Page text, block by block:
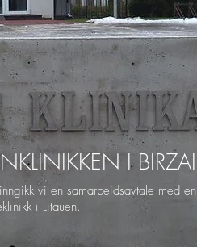
I BIRZAI
vi en samarbeidsavtale med en
i Litauen.